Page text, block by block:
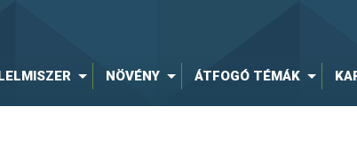
NÖVÉNY ÁTFOGÓ TÉMÁK